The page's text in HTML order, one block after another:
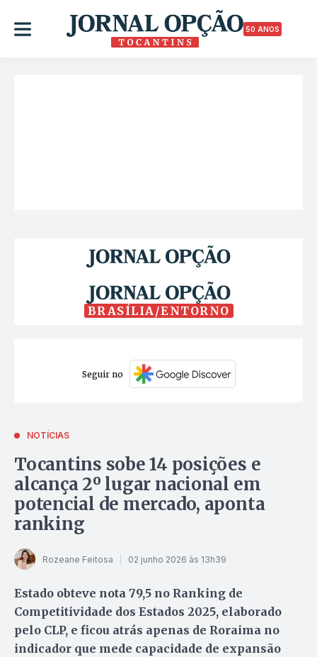
50 ANOS
BRASÍLIA/ENTORNO
Seguir no
NOTÍCIAS
Tocantins sobe 14 posições e
alcança 2º lugar nacional em
potencial de mercado, aponta
ranking
Rozeane Feitosa 02 junho 2026 às 13h39
Estado obteve nota 79,5 no Ranking de
Competitividade dos Estados 2025, elaborado
pelo CLP, e ficou atrás apenas de Roraima no
indicador que mede capacidade de expansão